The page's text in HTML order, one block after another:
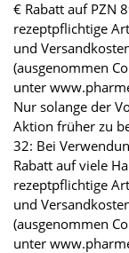
€ Rabatt auf PZN
rezeptpflichtige
und
(ausgenommen
unter
Nur solange der
Aktion früher zu
32: Bei
Rabatt auf viele
rezeptpflichtige
und
(ausgenommen
unter